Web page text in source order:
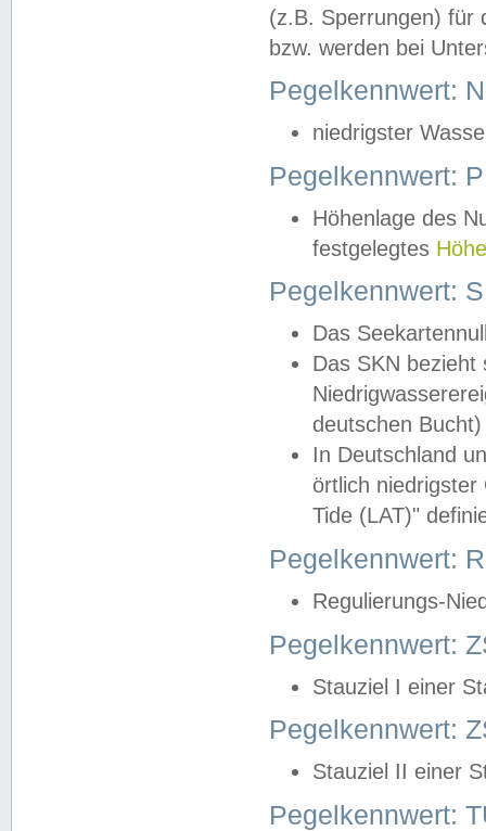
(z.B. Sperrungen) für
bzw. werden bei
Pegelkennwert:
niedrigster
Pegelkennwert:
Höhenlage des
festgelegtes
Pegelkennwert:
Das
Das SKN
deutschen
In Deutschland
örtlich
Tide (LAT)"
Pegelkennwert:
Regulierungs-
Pegelkennwert:
Stauziel I einer
Pegelkennwert:
Stauziel II einer
Pegelkennwert: